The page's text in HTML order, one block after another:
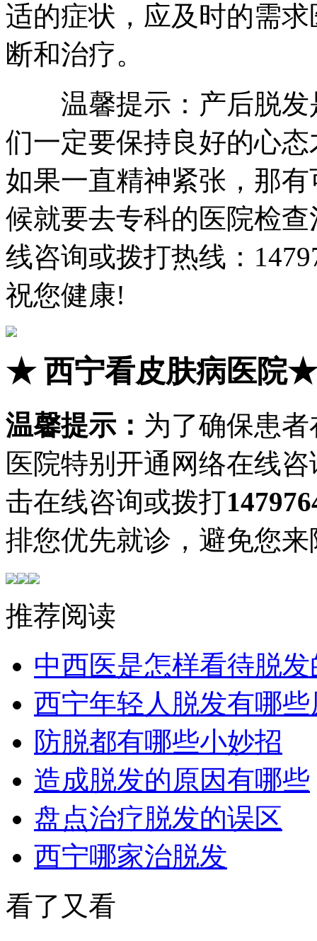
适的症状，应及时的需
断和治疗。
温馨提示：产后脱发
们一定要保持良好的心
如果一直精神紧张，那
候就要去专科的医院检
线咨询或拨打热线：
祝您健康!
★西宁看皮肤病医院★
温馨提示： 为了确保患
医院特别开通网络在线
击在线咨询或拨打
排您优先就诊，避免您
推荐阅读
中西医是怎样看待脱
西宁年轻人脱发有哪些
防脱都有哪些小妙招
造成脱发的原因有哪些
盘点治疗脱发的误区
西宁哪家治脱发
看了又看